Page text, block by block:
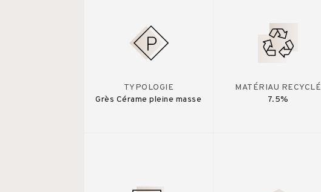
TYPOLOGIE
Grès Cérame pleine masse
MATÉRIAU RECYCLÉ
7.5%